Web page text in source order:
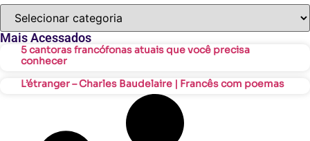
Mais Acessados
5 cantoras francófonas atuais que você precisa
conhecer
L’étranger – Charles Baudelaire | Francês com poemas